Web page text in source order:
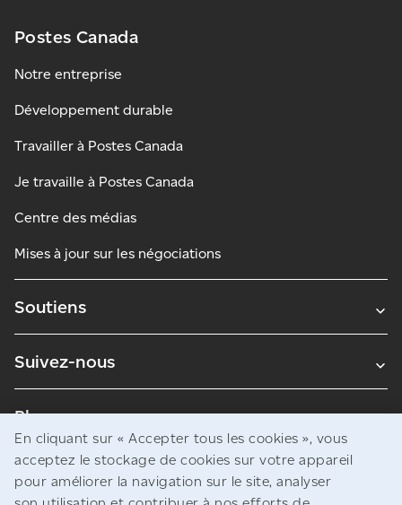
Postes Canada
Notre entreprise
Développement durable
Travailler à Postes Canada
Je travaille à Postes Canada
Centre des médias
Mises à jour sur les négociations
Soutiens
Suivez-nous
Blogues
Avis juridiques
En cliquant sur « Accepter tous les cookies », vous
acceptez le stockage de cookies sur votre appareil
pour améliorer la navigation sur le site, analyser